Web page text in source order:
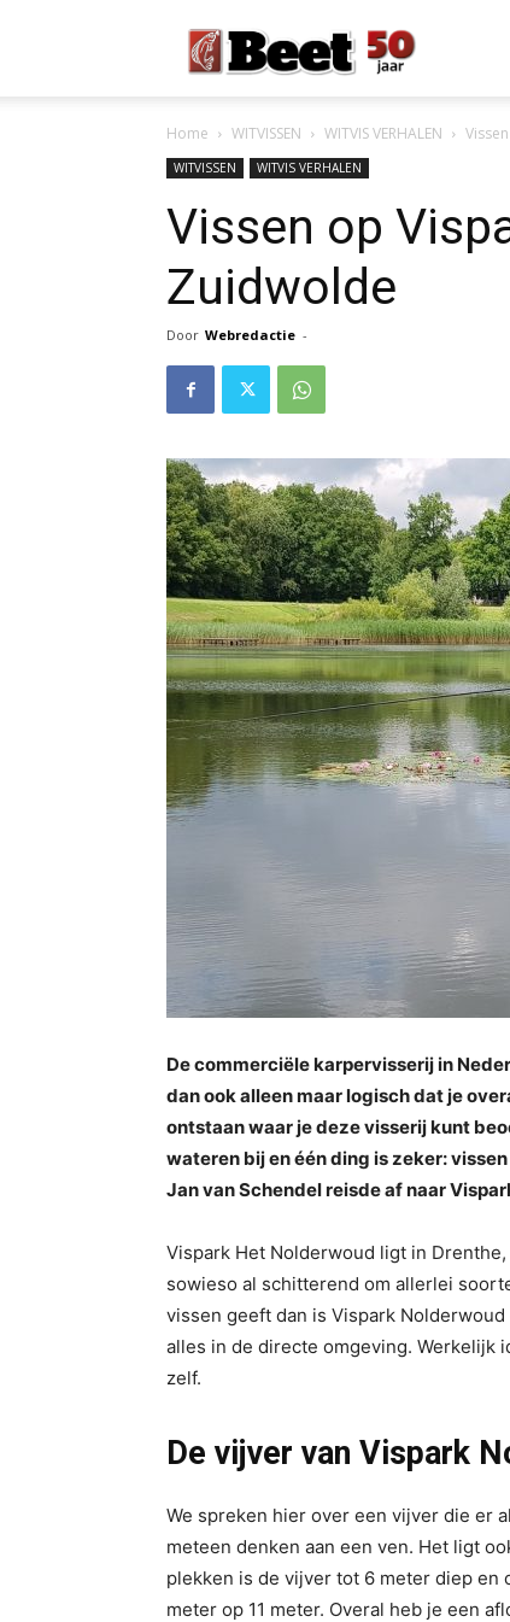
Magazine
Home WITVISSEN WITVIS VERHALEN
WITVISSEN WITVIS VERHALEN
Vissen op
Zuidwolde
Door Webredactie -
De commerciële karpervisserij in
dan ook alleen maar logisch dat je
ontstaan waar je deze visserij kunt
wateren bij en één ding is zeker:
Jan van Schendel reisde af naar
Vispark Het Nolderwoud ligt in
sowieso al schitterend om allerlei
vissen geeft dan is Vispark
alles in de directe omgeving. Werkelijk
zelf.
De vijver van Vispark
We spreken hier over een vijver die er
meteen denken aan een ven. Het ligt
plekken is de vijver tot 6 meter diep en
meter op 11 meter. Overal heb je een